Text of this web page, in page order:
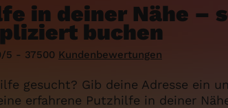
in deiner Nähe –
buchen
5 - 37500 Kundenbewertungen
gesucht? Gib deine Adresse ein
erfahrene Putzhilfe in deiner